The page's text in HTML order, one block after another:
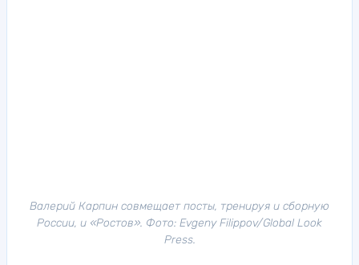
Валерий Карпин совмещает посты, тренируя и сборную
России, и «Ростов». Фото: Evgeny Filippov/Global Look
Press.